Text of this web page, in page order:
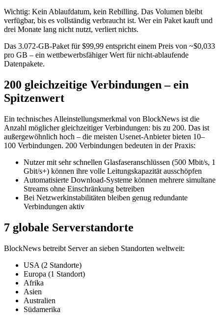
Wichtig: Kein Ablaufdatum, kein Rebilling. Das Volumen bleibt
verfügbar, bis es vollständig verbraucht ist. Wer ein Paket kauft und
drei Monate lang nicht nutzt, verliert nichts.
Das 3.072-GB-Paket für $99,99 entspricht einem Preis von ~$0,033
pro GB – ein wettbewerbsfähiger Wert für nicht-ablaufende
Datenpakete.
200 gleichzeitige Verbindungen – ein
Spitzenwert
Ein technisches Alleinstellungsmerkmal von BlockNews ist die
Anzahl möglicher gleichzeitiger Verbindungen: bis zu 200. Das ist
außergewöhnlich hoch – die meisten Usenet-Anbieter bieten 10–
100 Verbindungen. 200 Verbindungen bedeuten in der Praxis:
Nutzer mit sehr schnellen Glasfaseranschlüssen (500 Mbit/s, 1
Gbit/s+) können ihre volle Leitungskapazität ausschöpfen
Automatisierte Download-Systeme können mehrere simultane
Streams ohne Einschränkung betreiben
Bei Netzwerkinstabilitäten bleiben genug redundante
Verbindungen aktiv
7 globale Serverstandorte
BlockNews betreibt Server an sieben Standorten weltweit:
USA (2 Standorte)
Europa (1 Standort)
Afrika
Asien
Australien
Südamerika